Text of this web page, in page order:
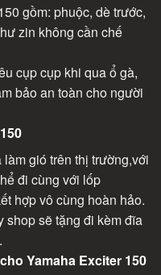
gồm: phuộc, dè trước,
zin không cần chế
cụp cụp khi qua ổ gà,
bảo an toàn cho người
gió trên thị trường,với
đi cùng với lốp
hợp vô cùng hoàn hảo.
sẽ tặng đi kèm đĩa
Yamaha Exciter 150